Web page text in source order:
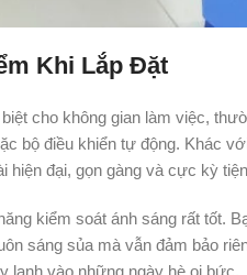
Khi Lắp Đặt
cho không gian làm việc,
bộ điều khiển tự động. Khác
hiện đại, gọn gàng và cực kỳ
kiểm soát ánh sáng rất tốt.
sáng sủa mà vẫn đảm bảo
lạnh vào những ngày hè oi bức.